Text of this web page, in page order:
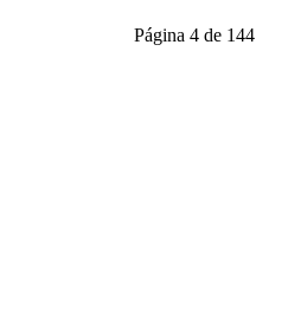
Página 4 de 144